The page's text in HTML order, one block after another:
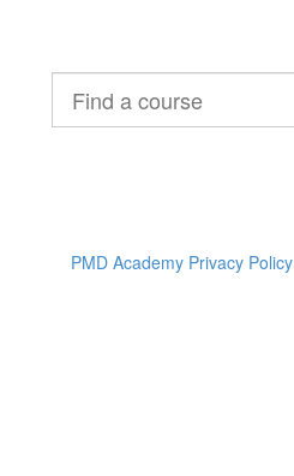
course
PMD Academy Privacy Policy